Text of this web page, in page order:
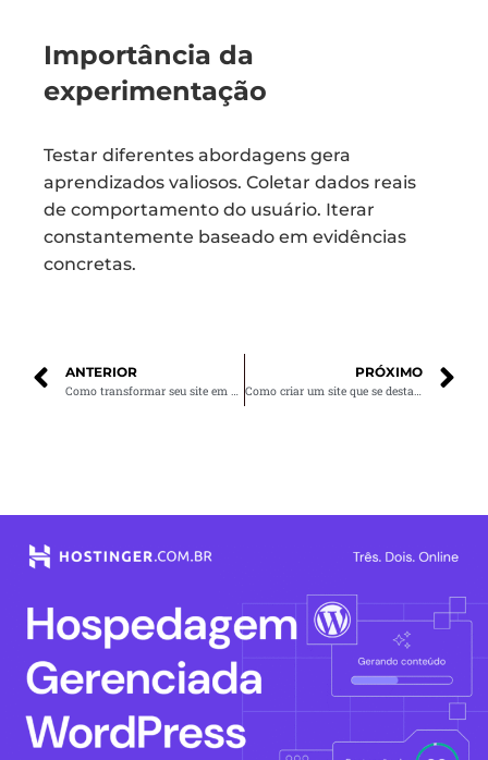
Importância da
experimentação
Testar diferentes abordagens gera
aprendizados valiosos. Coletar dados reais
de comportamento do usuário. Iterar
constantemente baseado em evidências
concretas.
ANTERIOR PRÓXIMO